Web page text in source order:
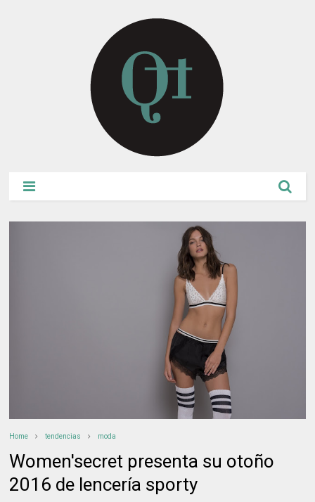
Home tendencias moda
Women'secret presenta su otoño
2016 de lencería sporty